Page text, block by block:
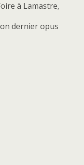
à Lamastre,
dernier opus